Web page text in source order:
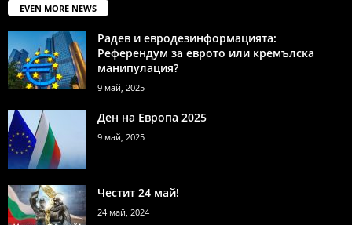
EVEN MORE NEWS
Радев и евродезинформацията:
Референдум за еврото или кремълска
манипулация?
9 май, 2025
Ден на Европа 2025
9 май, 2025
Честит 24 май!
24 май, 2024